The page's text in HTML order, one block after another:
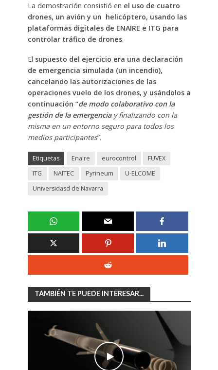
La demostración consistió en el uso de cuatro
drones, un avión y un helicóptero, usando las
plataformas digitales de ENAIRE e ITG para
controlar tráfico de drones.
El supuesto del ejercicio era una declaración
de emergencia simulada (un incendio),
cancelando las autorizaciones de las
operaciones vuelo de los drones, y usándolos a
continuación “de modo colaborativo con la
gestión de la emergencia y finalizando con la
misma en un entorno seguro para todos los
medios participantes”.
Etiquetas Enaire eurocontrol
FUVEX
ITG
NAITEC Pyrineum
U-ELCOME
Universidasd de Navarra
TAMBIÉN TE PUEDE INTERESAR...